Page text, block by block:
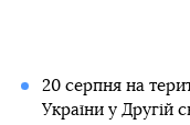
20 серпня на
України у Другій